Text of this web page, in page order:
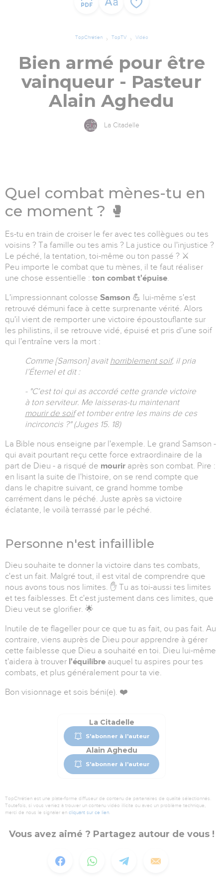
TopChrétien TopTV Vidéo
Bien armé pour être
vainqueur - Pasteur
Alain Aghedu
La Citadelle
Quel combat mènes-tu en
ce moment ? 🥊
Es-tu en train de croiser le fer avec tes collègues ou tes
voisins ? Ta famille ou tes amis ? La justice ou l'injustice ?
Le péché, la tentation, toi-même ou ton passé ? ⚔️
Peu importe le combat que tu mènes, il te faut réaliser
une chose essentielle : ton combat t'épuise.
L'impressionnant colosse Samson 💪 lui-même s'est
retrouvé démuni face à cette surprenante vérité. Alors
qu'il vient de remporter une victoire époustouflante sur
les philistins, il se retrouve vidé, épuisé et pris d'une soif
qui l'entraîne vers la mort :
Comme [Samson] avait horriblement soif, il pria
l’Éternel et dit :
- "C’est toi qui as accordé cette grande victoire
à ton serviteur. Me laisseras-tu maintenant
mourir de soifet tomber entre les mains de ces
incirconcis ?" (Juges 15. 18)
La Bible nous enseigne par l'exemple. Le grand Samson -
qui avait pourtant reçu cette force extraordinaire de la
part de Dieu - a risqué de mourir après son combat. Pire :
en lisant la suite de l'histoire, on se rend compte que
dans le chapitre suivant, ce grand homme tombe
carrément dans le péché. Juste après sa victoire
éclatante, le voilà terrassé par le péché.
Personne n'est infaillible
Dieu souhaite te donner la victoire dans tes combats,
c'est un fait. Malgré tout, il est vital de comprendre que
nous avons tous nos limites. ✋ Tu as toi-aussi tes limites
et tes faiblesses. Et c'est justement dans ces limites, que
Dieu veut se glorifier. 🌟
Inutile de te flageller pour ce que tu as fait, ou pas fait. Au
contraire, viens auprès de Dieu pour apprendre à gérer
cette faiblesse que Dieu a souhaité en toi. Dieu lui-même
t'aidera à trouver l'équilibre auquel tu aspires pour tes
combats, et plus généralement pour ta vie.
Bon visionnage et sois béni(e). ❤️
La Citadelle
S'abonner à l'auteur
Alain Aghedu
S'abonner à l'auteur
TopChrétien est une plate-forme diffuseur de contenu de partenaires de qualité sélectionnés.
Toutefois, si vous veniez à trouver un contenu vidéo illicite ou avec un problème technique,
merci de nous le signaler en cliquant sur ce lien.
Vous avez aimé ? Partagez autour de vous !